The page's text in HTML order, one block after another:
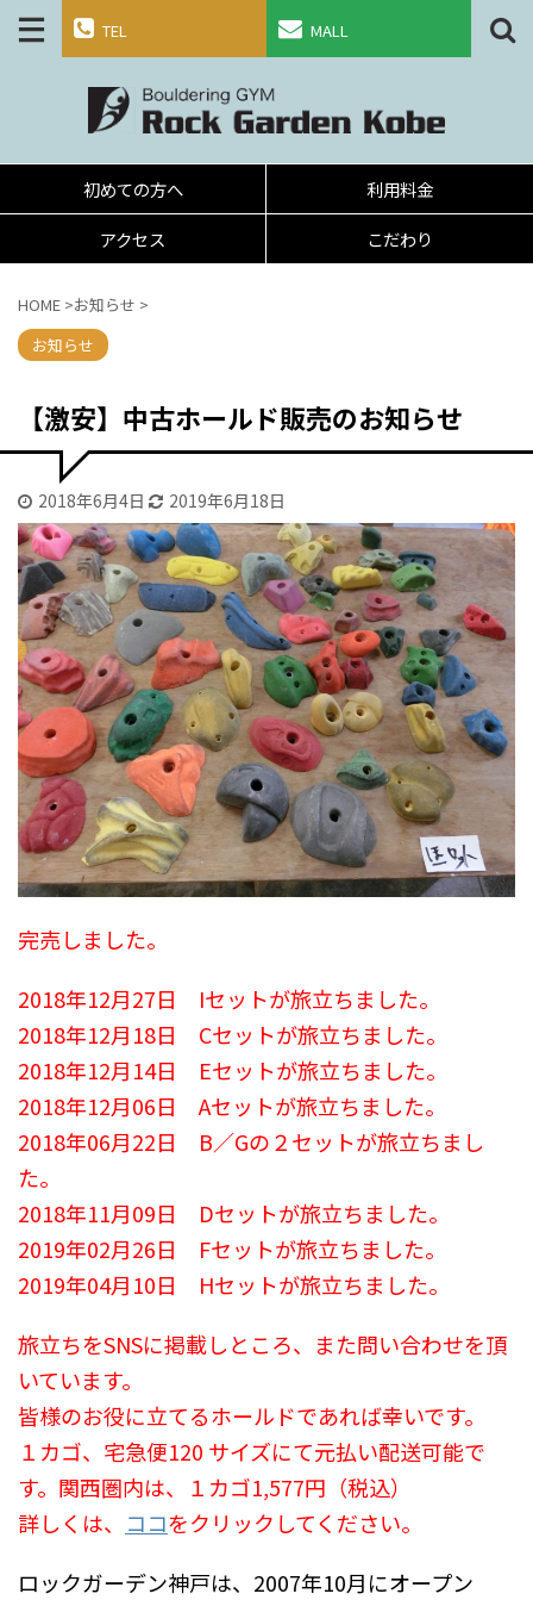
TEL MALL
初めての方へ
利用料金
アクセス
こだわり
HOME >お知らせ >
お知らせ
【激安】中古ホールド販売のお知らせ
2018年6月4日 2019年6月18日
完売しました。
2018年12月27日 Iセットが旅立ちました。
2018年12月18日 Cセットが旅立ちました。
2018年12月14日 Eセットが旅立ちました。
2018年12月06日 Aセットが旅立ちました。
2018年06月22日 B／Gの２セットが旅立ちまし
た。
2018年11月09日 Dセットが旅立ちました。
2019年02月26日 Fセットが旅立ちました。
2019年04月10日 Hセットが旅立ちました。
旅立ちをSNSに掲載しところ、また問い合わせを頂
いています。
皆様のお役に立てるホールドであれば幸いです。
１カゴ、宅急便120 サイズにて元払い配送可能で
す。関西圏内は、１カゴ1,577円（税込）
詳しくは、
ココをクリックしてください。
ロックガーデン神戸は、2007年10月にオープン